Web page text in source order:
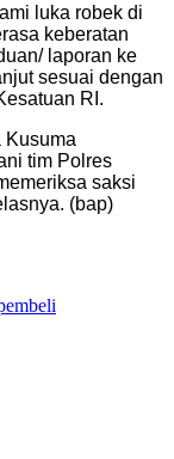
luka robek di
keberatan
laporan ke
sesuai dengan
RI.
Kusuma
tim Polres
saksi
(bap)